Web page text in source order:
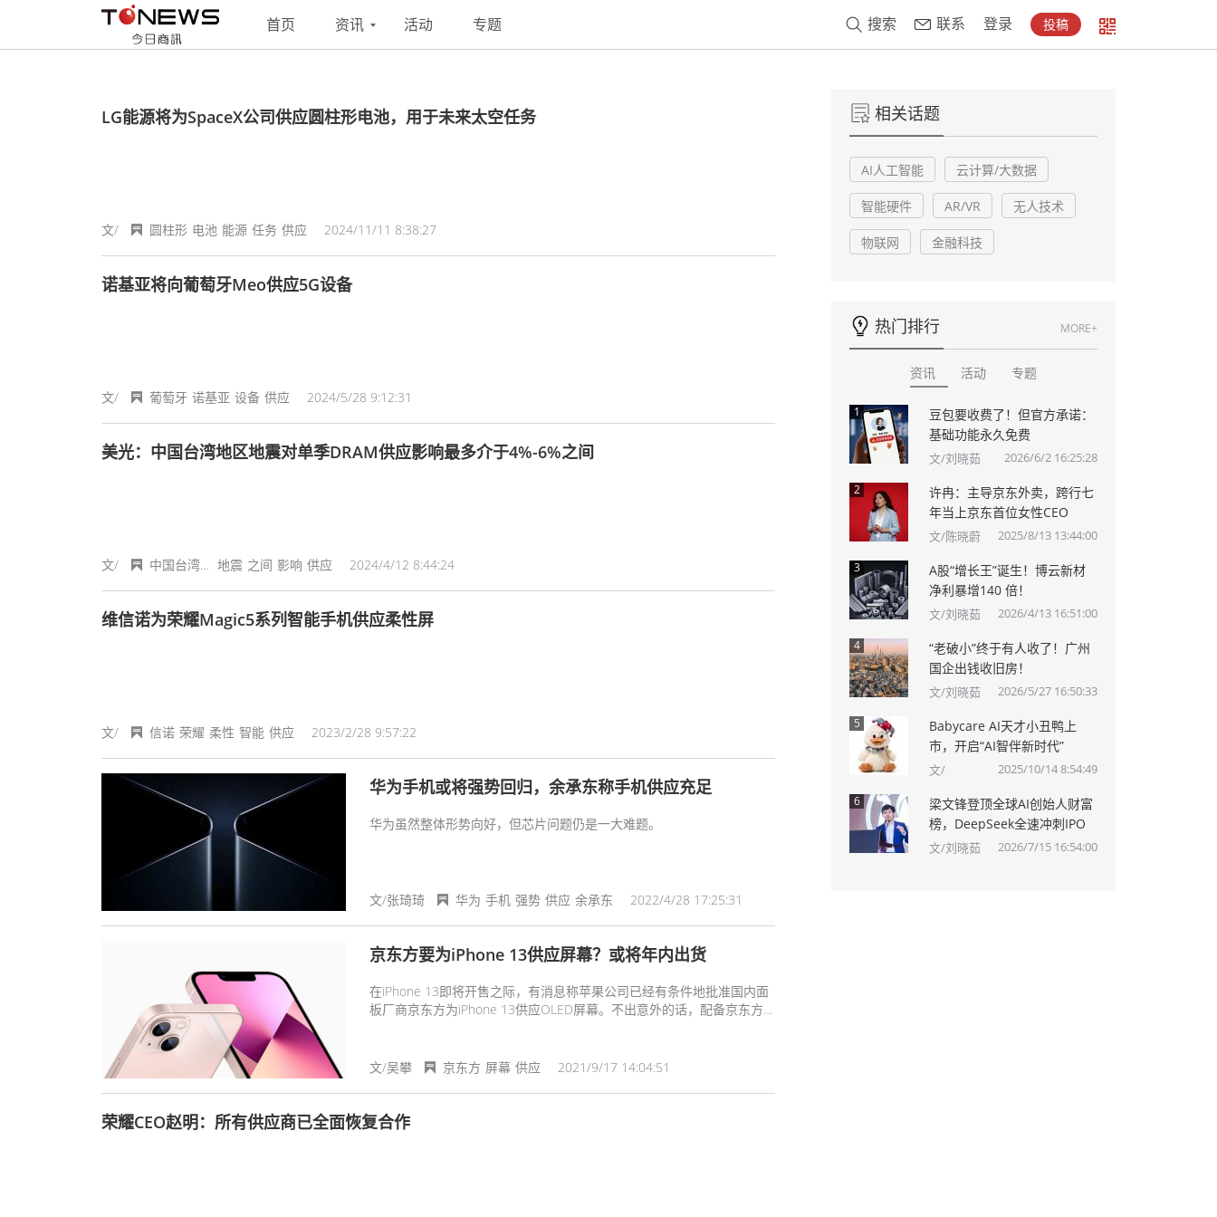
首页 资讯 活动 专题 搜索 联系 登录 投稿
联系 投稿
LG能源将为SpaceX公司供应圆柱形电池，用于未来太空任务
文/ 2024/11/11 8:38:27
圆柱形 电池 能源 任务 供应
诺基亚将向葡萄牙Meo供应5G设备
文/ 2024/5/28 9:12:31
葡萄牙 诺基亚 设备 供应
美光：中国台湾地区地震对单季DRAM供应影响最多介于4%-6%之间
文/ 2024/4/12 8:44:24
中国台湾地区 地震 之间 影响 供应
维信诺为荣耀Magic5系列智能手机供应柔性屏
文/ 2023/2/28 9:57:22
信诺 荣耀 柔性 智能 供应
华为手机或将强势回归，余承东称手机供应充足
华为虽然整体形势向好，但芯片问题仍是一大难题。
文/张琦琦 2022/4/28 17:25:31
华为 手机 强势 供应 余承东
京东方要为iPhone 13供应屏幕？或将年内出货
在iPhone 13即将开售之际，有消息称苹果公司已经有条件地批准国内面
板厂商京东方为iPhone 13供应OLED屏幕。不出意外的话，配备京东方
文/吴攀 2021/9/17 14:04:51
京东方 屏幕 供应
荣耀CEO赵明：所有供应商已全面恢复合作
相关话题
AI人工智能 云计算/大数据
智能硬件 AR/VR 无人技术
物联网 金融科技
热门排行 MORE+
资讯 活动 专题
1
豆包要收费了！但官方承诺：
基础功能永久免费
文/刘晓茹 2026/6/2 16:25:28
2
许冉：主导京东外卖，跨行七
年当上京东首位女性CEO
文/陈晓蔚 2025/8/13 13:44:00
3
A股“增长王”诞生！博云新材
净利暴增140 倍！
文/刘晓茹 2026/4/13 16:51:00
4
“老破小”终于有人收了！广州
国企出钱收旧房！
文/刘晓茹 2026/5/27 16:50:33
5
Babycare AI天才小丑鸭上
市，开启“AI智伴新时代”
文/ 2025/10/14 8:54:49
6
梁文锋登顶全球AI创始人财富
榜，DeepSeek全速冲刺IPO
文/刘晓茹 2026/7/15 16:54:00